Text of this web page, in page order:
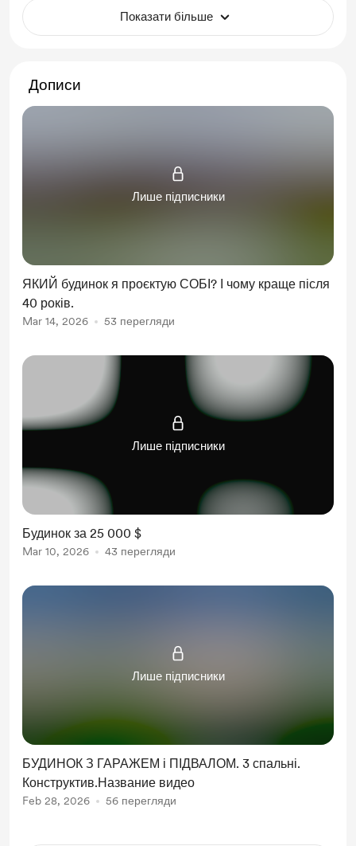
Показати більше
Дописи
Лише підписники
ЯКИЙ будинок я проєктую СОБІ? І чому краще після
40 років.
Mar 14, 2026 53 перегляди
Лише підписники
Будинок за 25 000 $
Mar 10, 2026 43 перегляди
Лише підписники
БУДИНОК З ГАРАЖЕМ і ПІДВАЛОМ. 3 спальні.
Конструктив.Название видео
Feb 28, 2026 56 перегляди